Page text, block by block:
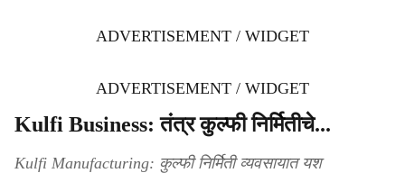
ADVERTISEMENT / WIDGET
ADVERTISEMENT / WIDGET
Kulfi Business: तंत्र कुल्फी निर्मितीचे...
Kulfi Manufacturing: कुल्फी निर्मिती व्यवसायात यश